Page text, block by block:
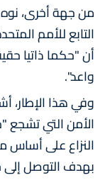
من جهة أخرى،
أن "حكما ذاتيا
واعد".
وفي هذا الإطار،
الأمن التي تشجع
النزاع على أساس
بهدف التوصل إلى